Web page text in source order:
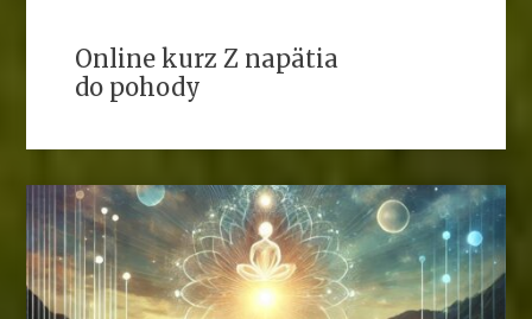
Online kurz Z napätia
do pohody